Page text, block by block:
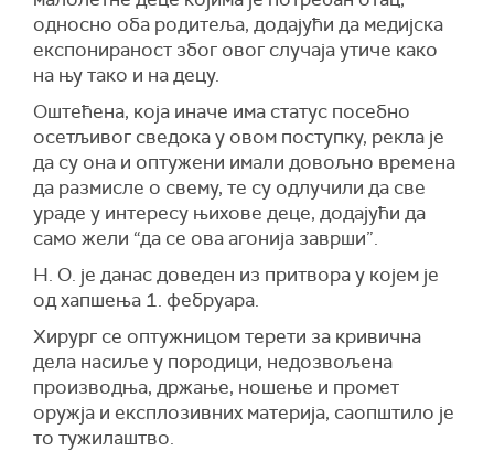
односно оба родитеља, додајући да медијска
експонираност због овог случаја утиче како
на њу тако и на децу.
Оштећена, која иначе има статус посебно
осетљивог сведока у овом поступку, рекла je
да су она и оптужени имали довољно времена
да размисле о свему, те су одлучили да све
ураде у интересу њихове деце, додајући да
само жели “да се ова агонија заврши”.
Н. О. је данас доведен из притвора у којем је
од хапшења 1. фебруара.
Хирург се оптужницом терети за кривична
дела насиље у породици, недозвољена
производња, држање, ношење и промет
оружја и експлозивних материја, саопштило је
то тужилаштво.